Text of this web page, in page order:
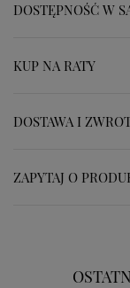
DOSTĘPNOŚĆ W
KUP NA RATY
DOSTAWA I
ZAPYTAJ O